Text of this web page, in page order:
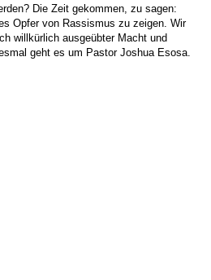
Die Zeit gekommen, zu sagen:
Opfer von Rassismus zu zeigen. Wir
willkürlich ausgeübter Macht und
geht es um Pastor Joshua Esosa.